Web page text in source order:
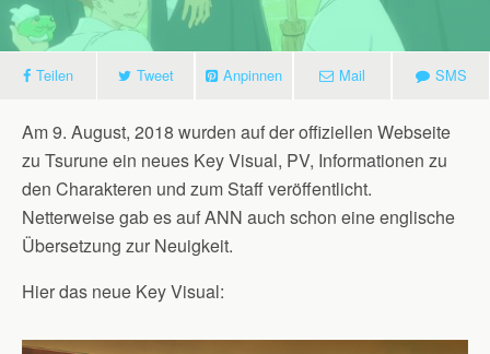
Teilen Tweet Anpinnen Mail SMS
Am 9. August, 2018 wurden auf der offiziellen Webseite
zu Tsurune ein neues Key Visual, PV, Informationen zu
den Charakteren und zum Staff veröffentlicht.
Netterweise gab es auf ANN auch schon eine englische
Übersetzung zur Neuigkeit.
Hier das neue Key Visual: